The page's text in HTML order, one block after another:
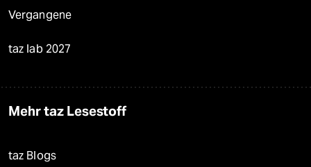
Vergangene
taz lab 2027
Mehr taz Lesestoff
taz Blogs